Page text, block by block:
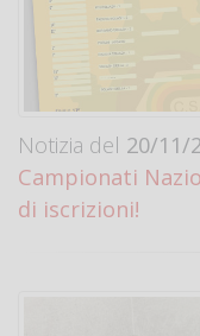
Notizia del 20/11/
Campionati
di iscrizioni!